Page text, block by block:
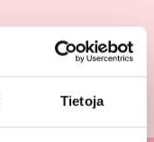
Tietoja